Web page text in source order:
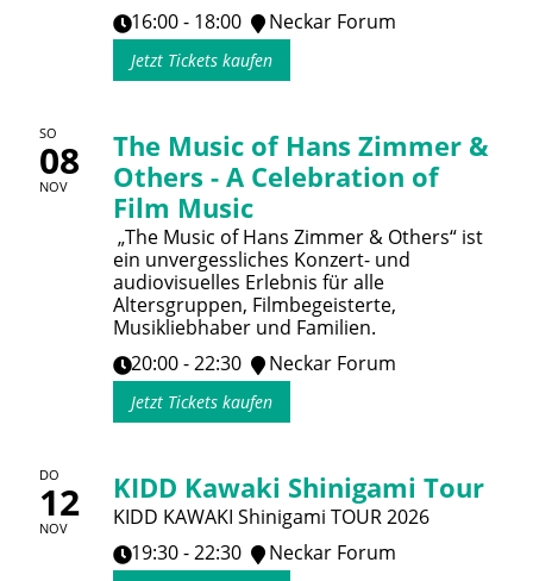
16:00 - 18:00
Neckar Forum
Jetzt Tickets kaufen
SO
08
NOV
The Music of Hans Zimmer &
Others - A Celebration of
Film Music
„The Music of Hans Zimmer & Others“ ist
ein unvergessliches Konzert- und
audiovisuelles Erlebnis für alle
Altersgruppen, Filmbegeisterte,
Musikliebhaber und Familien.
20:00 - 22:30
Neckar Forum
Jetzt Tickets kaufen
DO
12
NOV
KIDD Kawaki Shinigami Tour
KIDD KAWAKI Shinigami TOUR 2026
19:30 - 22:30
Neckar Forum